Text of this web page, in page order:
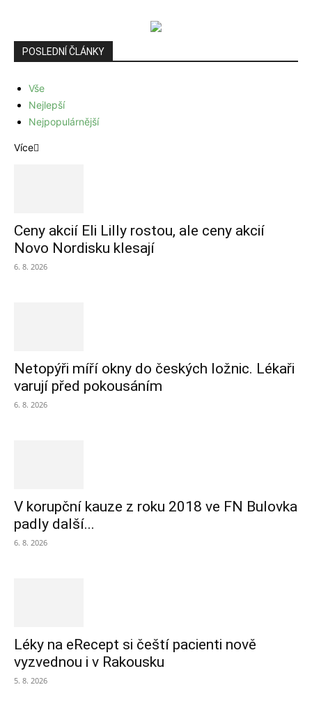
POSLEDNÍ ČLÁNKY
Vše
Nejlepší
Nejpopulárnější
Více
Ceny akcií Eli Lilly rostou, ale ceny akcií
Novo Nordisku klesají
6. 8. 2026
Netopýři míří okny do českých ložnic. Lékaři
varují před pokousáním
6. 8. 2026
V korupční kauze z roku 2018 ve FN Bulovka
padly další...
6. 8. 2026
Léky na eRecept si čeští pacienti nově
vyzvednou i v Rakousku
5. 8. 2026